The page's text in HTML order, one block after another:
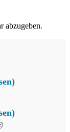
abzugeben.